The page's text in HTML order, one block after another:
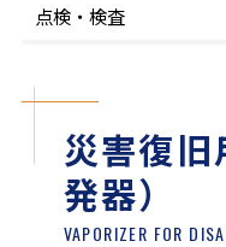
点検・検査
災害復
発器）
VAPORIZER FOR